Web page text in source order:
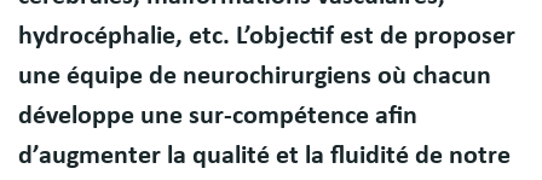
hydrocéphalie, etc. L’objectif est de proposer
une équipe de neurochirurgiens où chacun
développe une sur-compétence afin
d’augmenter la qualité et la fluidité de notre